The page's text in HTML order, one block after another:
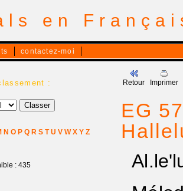
en
contactez-moi
:
N O P Q R S T U V W X Y Z
: 435
Retour Imprimer
EG